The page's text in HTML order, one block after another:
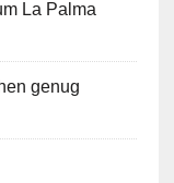
La Palma
genug